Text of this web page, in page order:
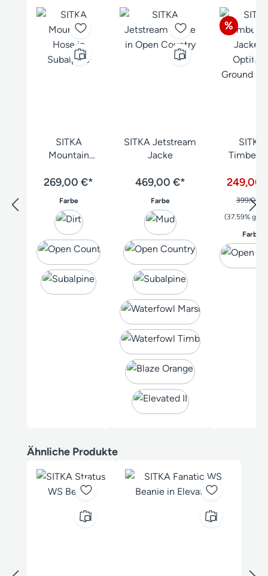
SITKA
Mountain
269,00 €*
Farbeauswählen
SITKA Jetstream
Jacke
469,00 €*
Farbeauswählen
Rabatt
%
SITKA
249,00
399,00
(37.59%
Farbe
Produktgalerie überspringen
Ähnliche Produkte